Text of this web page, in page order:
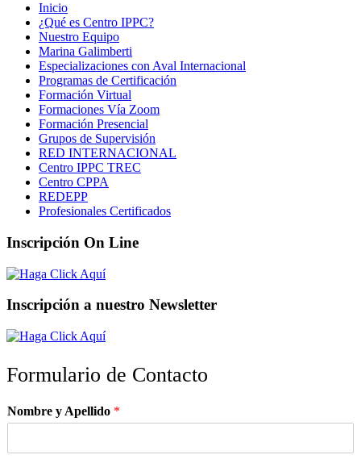
Inicio
¿Qué es Centro IPPC?
Nuestro Equipo
Marina Galimberti
Especializaciones con Aval Internacional
Programas de Certificación
Formación Virtual
Formaciones Vía Zoom
Formación Presencial
Grupos de Supervisión
RED INTERNACIONAL
Centro IPPC TREC
Centro CPPA
REDEPP
Profesionales Certificados
Inscripción On Line
Inscripción a nuestro Newsletter
Formulario de Contacto
Nombre y Apellido *